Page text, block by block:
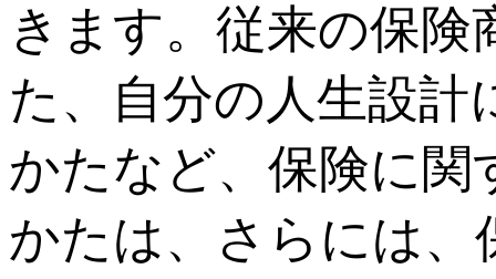
きます。従来の保
た、自分の人生設計
かたなど、保険に
かたは、さらには